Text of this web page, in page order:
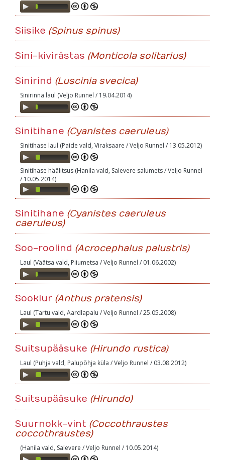
Audio
Player
Siisike (Spinus spinus)
Sini-kivirästas (Monticola solitarius)
Sinirind (Luscinia svecica)
Sinirinna laul (Veljo Runnel / 19.04.2014)
Audio
Player
Sinitihane (Cyanistes caeruleus)
Sinitihase laul (Paide vald, Viraksaare / Veljo Runnel / 13.05.2012)
Audio
Player
Sinitihase häälitsus (Hanila vald, Salevere salumets / Veljo Runnel
/ 10.05.2014)
Audio
Player
Sinitihane (Cyanistes caeruleus
caeruleus)
Soo-roolind (Acrocephalus palustris)
Laul (Väätsa vald, Piiumetsa / Veljo Runnel / 01.06.2002)
Audio
Player
Sookiur (Anthus pratensis)
Laul (Tartu vald, Aardlapalu / Veljo Runnel / 25.05.2008)
Audio
Player
Suitsupääsuke (Hirundo rustica)
Laul (Puhja vald, Palupõhja küla / Veljo Runnel / 03.08.2012)
Audio
Player
Suitsupääsuke (Hirundo)
Suurnokk-vint (Coccothraustes
coccothraustes)
(Hanila vald, Salevere / Veljo Runnel / 10.05.2014)